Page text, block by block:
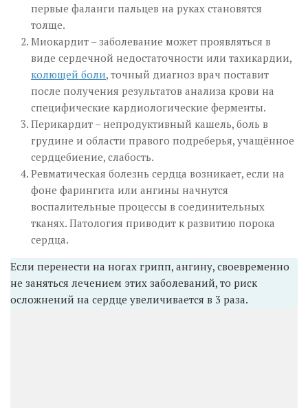
первые фаланги пальцев на руках становятся
толще.
Миокардит – заболевание может проявляться в
виде сердечной недостаточности или тахикардии,
колющей боли, точный диагноз врач поставит
после получения результатов анализа крови на
специфические кардиологические ферменты.
Перикардит – непродуктивный кашель, боль в
грудине и области правого подреберья, учащённое
сердцебиение, слабость.
Ревматическая болезнь сердца возникает, если на
фоне фарингита или ангины начнутся
воспалительные процессы в соединительных
тканях. Патология приводит к развитию порока
сердца.
Если перенести на ногах грипп, ангину, своевременно
не заняться лечением этих заболеваний, то риск
осложнений на сердце увеличивается в 3 раза.